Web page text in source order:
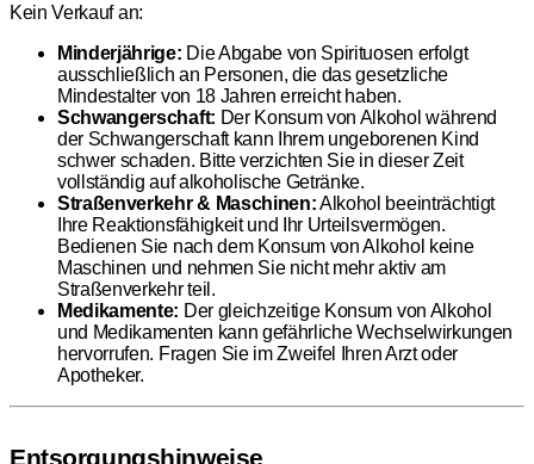
Kein Verkauf an:
Minderjährige: Die Abgabe von Spirituosen erfolgt
ausschließlich an Personen, die das gesetzliche
Mindestalter von 18 Jahren erreicht haben.
Schwangerschaft: Der Konsum von Alkohol während
der Schwangerschaft kann Ihrem ungeborenen Kind
schwer schaden. Bitte verzichten Sie in dieser Zeit
vollständig auf alkoholische Getränke.
Straßenverkehr & Maschinen:Alkohol beeinträchtigt
Ihre Reaktionsfähigkeit und Ihr Urteilsvermögen.
Bedienen Sie nach dem Konsum von Alkohol keine
Maschinen und nehmen Sie nicht mehr aktiv am
Straßenverkehr teil.
Medikamente: Der gleichzeitige Konsum von Alkohol
und Medikamenten kann gefährliche Wechselwirkungen
hervorrufen. Fragen Sie im Zweifel Ihren Arzt oder
Apotheker.